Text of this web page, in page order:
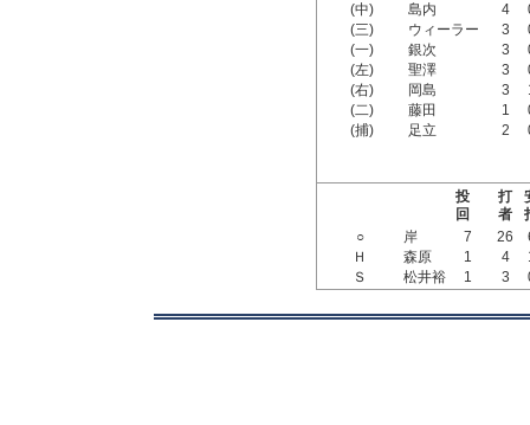
(中)
島内 4
(三)
ウィーラー 3
(一)
銀次 3
(左)
聖澤 3
(右)
岡島 3
(二)
藤田 1
(捕)
足立 2
投
回
打
者
○
岸 7 26
Ｈ
森原 1 4
Ｓ
松井裕 1 3